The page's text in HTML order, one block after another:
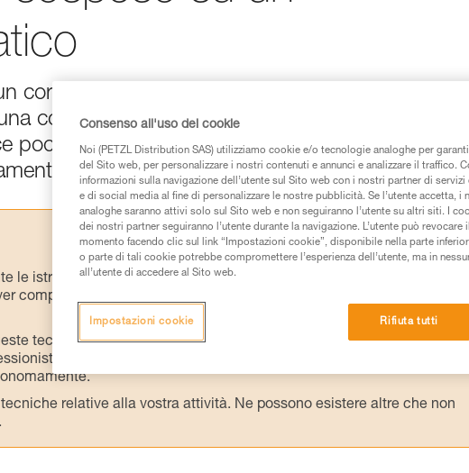
cordino con assorbitore di energia, su un
corda a distanza ridotta dall'ancoraggio, il peso
poco sull'allungamento del sistema. Le manovre
semplici.
le istruzioni tecniche dei prodotti utilizzati in questo consiglio prima di
compreso le informazioni dell’istruzione tecnica per poter capire
tecniche richiede una formazione ed un addestramento specifico.
la vostra capacità di rifare la manovra, da soli, in piena
relative alla vostra attività. Ne possono esistere altre che non
Consenso all'uso dei cookie
Noi (PETZL Distribution SAS) utilizziamo cookie e/o tecnologie analoghe per
del Sito web, per personalizzare i nostri contenuti e annunci e analizzare il traffico.
informazioni sulla navigazione dell’utente sul Sito web con i nostri partner di
e di social media al fine di personalizzare le nostre pubblicità. Se l’utente accetta,
analoghe saranno attivi solo sul Sito web e non seguiranno l’utente su altri siti. I
dei nostri partner seguiranno l’utente durante la navigazione. L’utente può
momento facendo clic sul link “Impostazioni cookie”, disponibile nella parte
o parte di tali cookie potrebbe compromettere l’esperienza dell’utente, ma in
all’utente di accedere al Sito web.
Rifiuta tutti
Impostazioni cookie